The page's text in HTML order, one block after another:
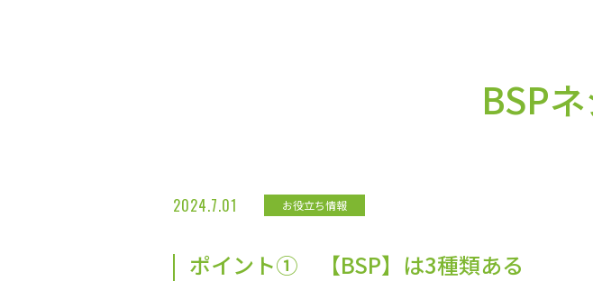
BSP
2024.7.01 お役立ち情報
ポイント① 【BSP】は3種類ある